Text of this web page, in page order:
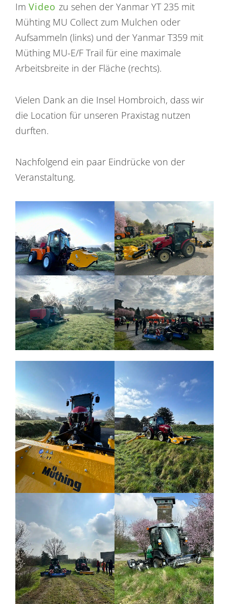
Im Video zu sehen der Yanmar YT 235 mit
Mühting MU Collect zum Mulchen oder
Aufsammeln (links) und der Yanmar T359 mit
Müthing MU-E/F Trail für eine maximale
Arbeitsbreite in der Fläche (rechts).
Vielen Dank an die Insel Hombroich, dass wir
die Location für unseren Praxistag nutzen
durften.
Nachfolgend ein paar Eindrücke von der
Veranstaltung.